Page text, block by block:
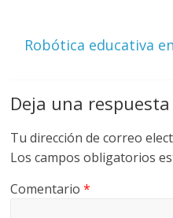
Robótica educativa
Deja una respuesta
Tu dirección de correo
Los campos obligatorios
Comentario*